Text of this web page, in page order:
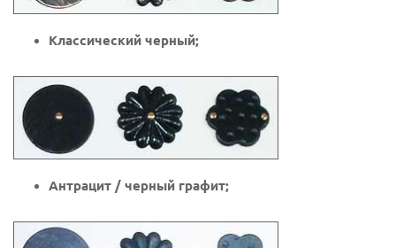
Классический черный;
Антрацит / черный графит;